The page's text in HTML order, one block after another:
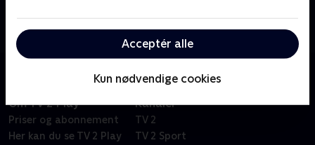
Acceptér alle
Kun nødvendige cookies
eksempel at lære at cykle eller gå til tandlægen.
Om TV 2 Play
Priser og abonnement
Her kan du se TV 2 Play
Kanaler
TV 2
TV 2 Sport